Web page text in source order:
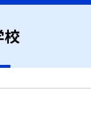
校